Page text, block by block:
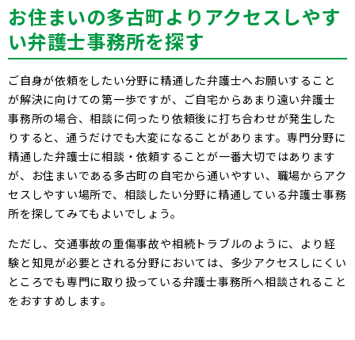
お住まいの多古町よりアクセスしやす
い弁護士事務所を探す
ご自身が依頼をしたい分野に精通した弁護士へお願いすること
が解決に向けての第一歩ですが、ご自宅からあまり遠い弁護士
事務所の場合、相談に伺ったり依頼後に打ち合わせが発生した
りすると、通うだけでも大変になることがあります。専門分野に
精通した弁護士に相談・依頼することが一番大切ではあります
が、お住まいである多古町の自宅から通いやすい、職場からアク
セスしやすい場所で、相談したい分野に精通している弁護士事務
所を探してみてもよいでしょう。
ただし、交通事故の重傷事故や相続トラブルのように、より経
験と知見が必要とされる分野においては、多少アクセスしにくい
ところでも専門に取り扱っている弁護士事務所へ相談されること
をおすすめします。